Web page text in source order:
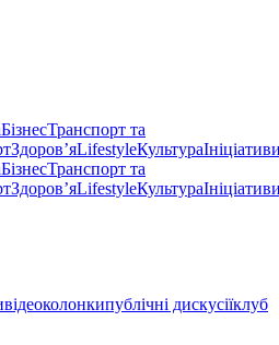
БізнесТранспорт та
ЗдоровʼяLifestyleКультура
БізнесТранспорт та
ЗдоровʼяLifestyleКультура
відеоколонкипублічні дискусіїклуб